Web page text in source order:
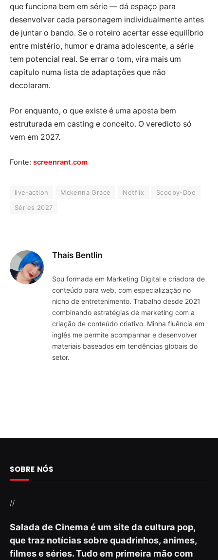
que funciona bem em série — dá espaço para
desenvolver cada personagem individualmente antes
de juntar o bando. Se o roteiro acertar esse equilíbrio
entre mistério, humor e drama adolescente, a série
tem potencial real. Se errar o tom, vira mais um
capítulo numa lista de adaptações que não
decolaram.
Por enquanto, o que existe é uma aposta bem
estruturada em casting e conceito. O veredicto só
vem em 2027.
Fonte: screenrant.com
live-action Mckenna Grace Netflix
Scooby-Doo
Séries 2027
Thais Bentlin
Sou formada em Marketing Digital e criadora de
conteúdo para web, com especialização no
nicho de entretenimento. Trabalho desde 2021
combinando estratégias de marketing com a
criação de conteúdo criativo. Minha fluência em
inglês me permite acompanhar e desenvolver
materiais baseados em tendências globais do
setor.
SOBRE NÓS
//
Salada de Cinema é um site da cultura pop,
que traz notícias sobre quadrinhos, animes,
filmes e séries. Tudo em primeira mão com